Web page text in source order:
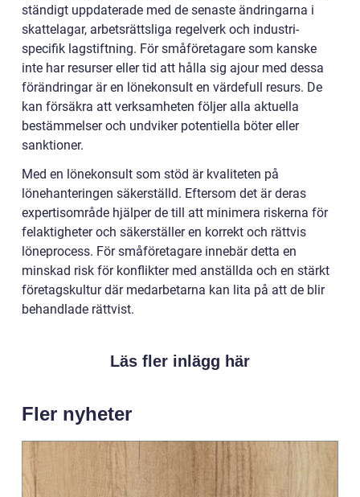
ständigt uppdaterade med de senaste ändringarna i
skattelagar, arbetsrättsliga regelverk och industri-
specifik lagstiftning. För småföretagare som kanske
inte har resurser eller tid att hålla sig ajour med dessa
förändringar är en lönekonsult en värdefull resurs. De
kan försäkra att verksamheten följer alla aktuella
bestämmelser och undviker potentiella böter eller
sanktioner.
Med en lönekonsult som stöd är kvaliteten på
lönehanteringen säkerställd. Eftersom det är deras
expertisområde hjälper de till att minimera riskerna för
felaktigheter och säkerställer en korrekt och rättvis
löneprocess. För småföretagare innebär detta en
minskad risk för konflikter med anställda och en stärkt
företagskultur där medarbetarna kan lita på att de blir
behandlade rättvist.
Läs fler inlägg här
Fler nyheter